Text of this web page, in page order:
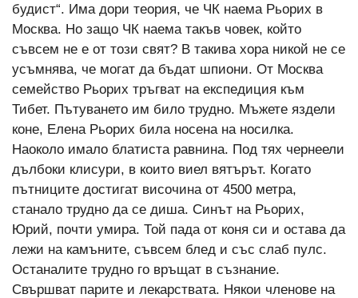
будист“. Има дори теория, че ЧК наема Рьорих в
Москва. Но защо ЧК наема такъв човек, който
съвсем не е от този свят? В такива хора никой не се
усъмнява, че могат да бъдат шпиони. От Москва
семейство Рьорих тръгват на експедиция към
Тибет. Пътуването им било трудно. Мъжете яздели
коне, Елена Рьорих била носена на носилка.
Наоколо имало блатиста равнина. Под тях чернеели
дълбоки клисури, в които виел вятърът. Когато
пътниците достигат височина от 4500 метра,
станало трудно да се диша. Синът на Рьорих,
Юрий, почти умира. Той пада от коня си и остава да
лежи на камъните, съвсем блед и със слаб пулс.
Останалите трудно го връщат в съзнание.
Свършват парите и лекарствата. Някои членове на